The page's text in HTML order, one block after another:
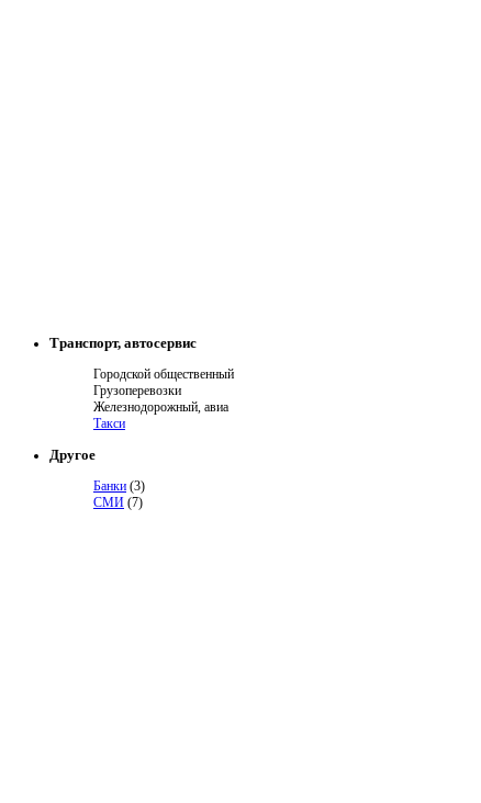
Транспорт, автосервис
Городской общественный
Грузоперевозки
Железнодорожный, авиа
Такси
Другое
Банки (3)
СМИ (7)